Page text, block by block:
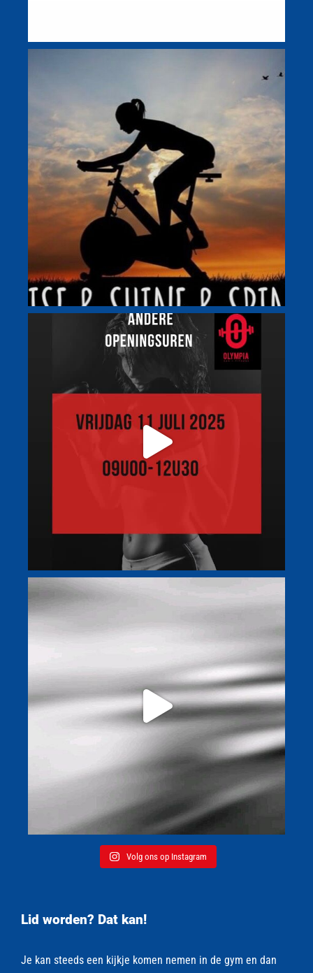
Volg ons op Instagram
Lid worden? Dat kan!
Je kan steeds een kijkje komen nemen in de gym en dan